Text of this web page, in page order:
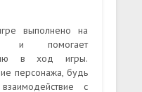
выполнено на
и помогает
в ход игры.
персонажа, будь
с